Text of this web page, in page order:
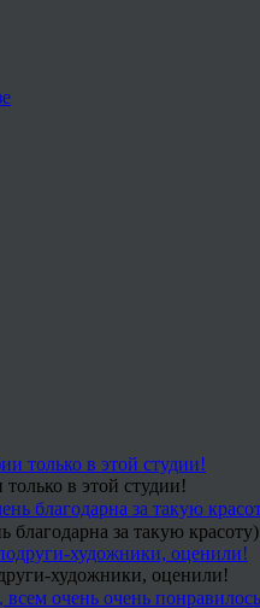
в этой студии!
благодарна за такую красоту)
художники, оценили!